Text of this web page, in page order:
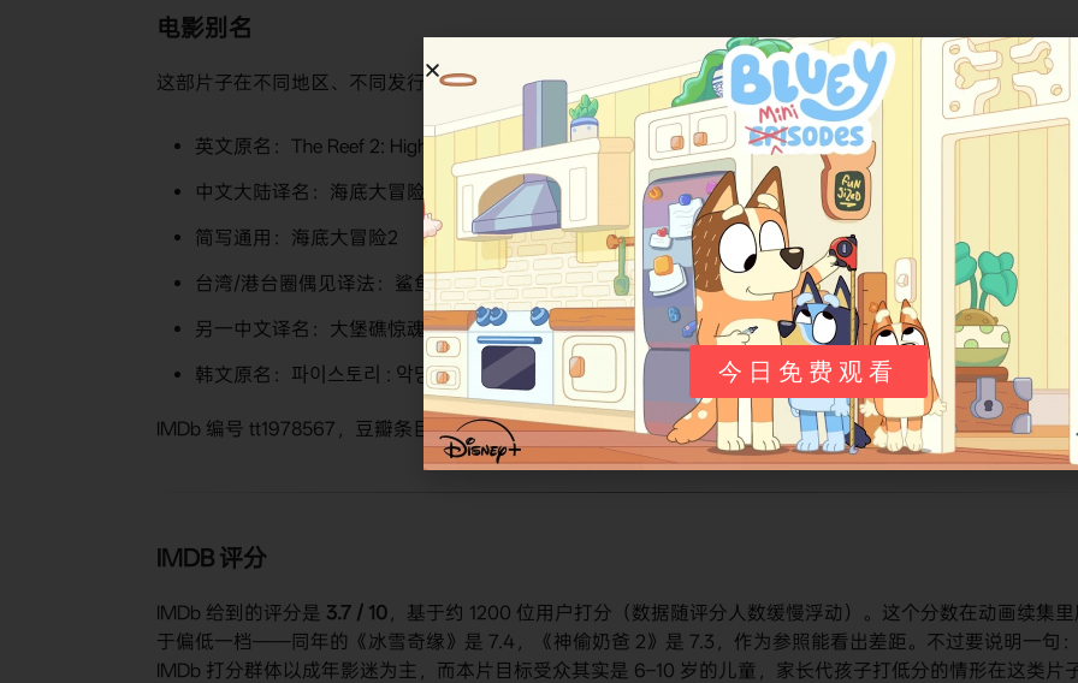
电影别名
这部片子在不同地区、不同发行渠道下名字出入不小，罗列如下，方便检索时对照：
英文原名：The Reef 2: High Tide
中文大陆译名：海底大冒险2：巨浪
简写通用：海底大冒险2
台湾/港台圈偶见译法：鲨鱼饵儿2
另一中文译名：大堡礁惊魂记2
韩文原名：파이스토리 : 악당상어 소탕작전（直译大致为"鱼故事：恶党鲨鱼扫荡作战"）
IMDb 编号 tt1978567，豆瓣条目也挂在这个 tt 号下，查资料时用这个编号最稳。
IMDB 评分
IMDb 给到的评分是 3.7 / 10 ，基于约 1200 位用户打分（数据随评分人数缓慢浮动）。这个分数在动画续集
于偏低一档——同年的《冰雪奇缘》是 7.4，《神偷奶爸 2》是 7.3，作为参照能看出差距。不过要说明一句
IMDb 打分群体以成年影迷为主，而本片目标受众其实是 6–10 岁的儿童，家长代孩子打低分的情形在这类片
今日免费观看